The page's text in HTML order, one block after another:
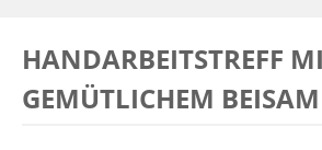
HANDARBEITSTREFF
GEMÜTLICHEM